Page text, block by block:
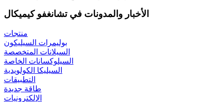
الأخبار والمدونات في تشانغفو كيميكال
منتجات
بوليمرات السيليكون
السيلانات المتخصصة
السيلوكسانات الخاصة
السيليكا الكولويدية
التطبيقات
طاقة جديدة
الإلكترونيات